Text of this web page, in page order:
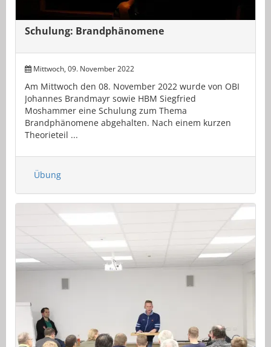
Schulung: Brandphänomene
Mittwoch, 09. November 2022
Am Mittwoch den 08. November 2022 wurde von OBI
Johannes Brandmayr sowie HBM Siegfried
Moshammer eine Schulung zum Thema
Brandphänomene abgehalten. Nach einem kurzen
Theorieteil ...
Übung